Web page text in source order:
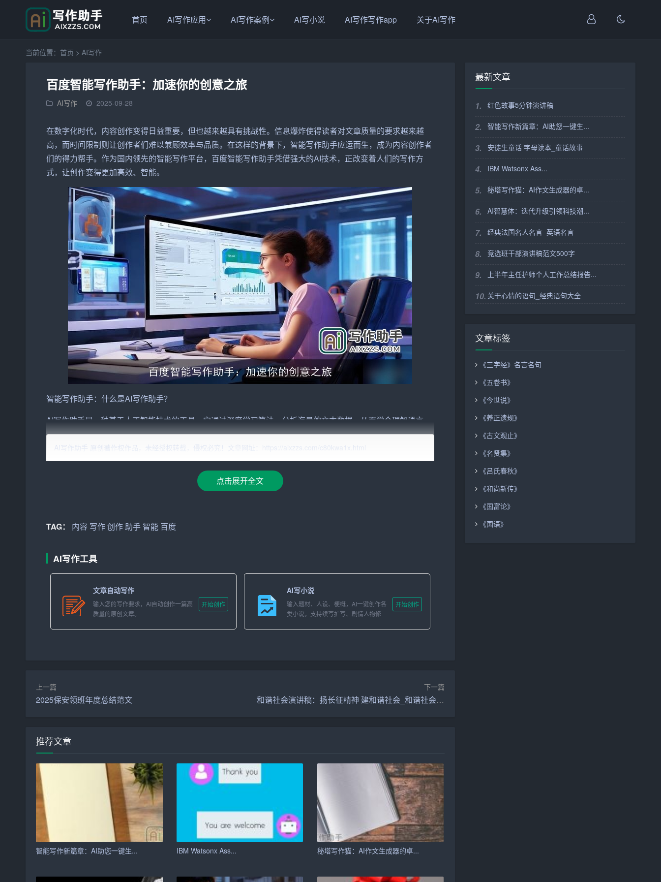
首页 AI写作应用 AI写作案例 AI写小说 AI写作写作app 关于AI写作
当前位置： 首页 > AI写作
百度智能写作助手：加速你的创意之旅
AI写作 2025-09-28
在数字化时代， 内容创作变得日益重要，但也越来越具有挑战性。信息爆炸使得读者对文章质量的要求越来越
高，而时间限制则让创作者们难以兼顾效率与品质。在这样的背景下， 智能写作助手应运而生，成为内容创作者
们的得力帮手。作为国内领先的智能写作平台， 百度智能写作助手凭借强大的AI技术，正改变着人们的写作方
式，让创作变得更加高效、智能。
智能写作助手：什么是AI写作助手？
AI写作助手是一种基于人工智能技术的工具，它通过深度学习算法，分析海量的文本数据，从而学会理解语言、
结构和语境，进而辅助人类进行写作。这些助手通常具备自动撰写、改写、校对和推荐内容等功能，可以帮助作
者提高写作效率，优化文章结构，提升内容质量。
百度智能写作助手作为国内智能写作领域的佼佼者，拥有以下几个显著优势：
素材库。
力，能够更准确地理解指令，生成高质量的内容。
作需求。
4. 实时交互：用户可以通过与助手的实时交互，快速获得反馈和修改建议，实现即时创作和优化。
百度智能写作助手在实际应用中表现出色，可以广泛应用于多个场景：
– 学术研究：研究者们可以使用智能写作助手进行文献综述、数据分析等，提高研究效率。
– 教育培训：教师和学生可以利用智能写作助手进行文章创作、作业修改等，提升学习效果。
– 个人创作：对于个人创作者来说，智能写作助手可以帮助他们快速构思和表达思想，提升写作质量。
未来展望
随着人工智能技术的不断进步，未来智能写作助手的潜力将更加巨大。它们可能会具备更强的情感理解和创意生
成能力，帮助作者创作出更具深度和个性化的作品。同时，智能写作助手在数据安全和隐私保护方面的能力也将
AI写作助手 原创著作权作品，未经授权转载，侵权必究！文章网址：https://aixzzs.com/c80kwa1x.html
点击展开全文
TAG： 内容 写作创作助手智能 百度
AI写作工具
文章自动写作
输入您的写作要求，AI自动创作一篇高
质量的原创文章。
开始创作
AI写小说
输入题材、人设、梗概，AI一键创作各
类小说，支持续写扩写、剧情人物修
开始创作
上一篇
2025保安领班年度总结范文
下一篇
和谐社会演讲稿：扬长征精神 建和谐社会_和谐社会演讲稿
推荐文章
智能写作新篇章：AI助您一键生... IBM Watsonx Ass... 秘塔写作猫：AI作文生成器的卓...
最新文章
1. 红色故事5分钟演讲稿
2. 智能写作新篇章：AI助您一键生...
3. 安徒生童话 字母读本_童话故事
4. IBM Watsonx Ass...
5. 秘塔写作猫：AI作文生成器的卓...
6. AI智慧体：迭代升级引领科技潮...
7. 经典法国名人名言_英语名言
8. 竞选班干部演讲稿范文500字
9. 上半年主任护师个人工作总结报告...
10. 关于心情的语句_经典语句大全
文章标签
《三字经》名言名句
《五卷书》
《今世说》
《养正遗规》
《古文观止》
《名贤集》
《吕氏春秋》
《和尚新传》
《国富论》
《国语》